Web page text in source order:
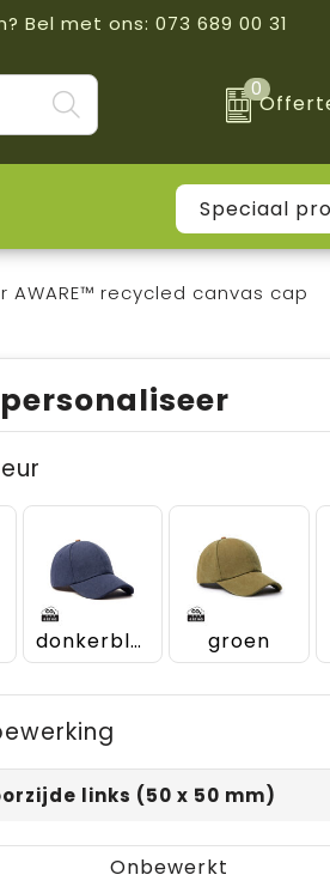
Bel met ons: 073 689 00 31
0
Speciaal
AWARE™ recycled canvas cap
donkerblauw groen
links (50 x 50 mm)
Onbewerkt